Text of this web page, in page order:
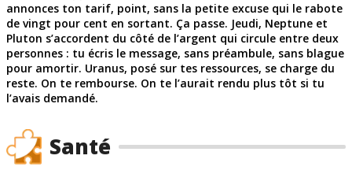
annonces ton tarif, point, sans la petite excuse qui le rabote
de vingt pour cent en sortant. Ça passe. Jeudi, Neptune et
Pluton s’accordent du côté de l’argent qui circule entre deux
personnes : tu écris le message, sans préambule, sans blague
pour amortir. Uranus, posé sur tes ressources, se charge du
reste. On te rembourse. On te l’aurait rendu plus tôt si tu
l’avais demandé.
Santé